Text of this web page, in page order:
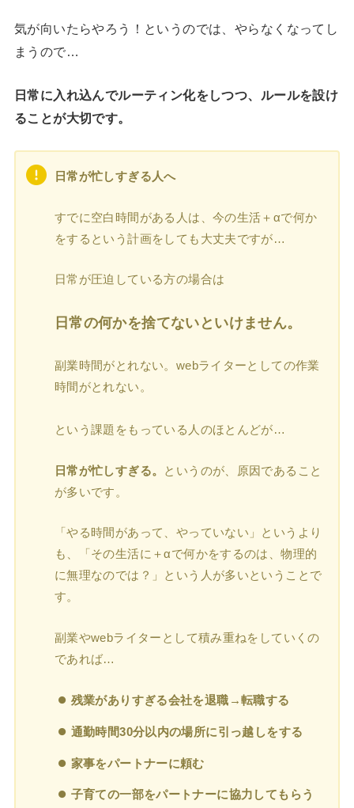
気が向いたらやろう！というのでは、やらなくなってし
まうので…
日常に入れ込んでルーティン化をしつつ、ルールを設け
ることが大切です。
日常が忙しすぎる人へ
すでに空白時間がある人は、今の生活＋αで何か
をするという計画をしても大丈夫ですが…
日常が圧迫している方の場合は
日常の何かを捨てないといけません。
副業時間がとれない。webライターとしての作業
時間がとれない。
という課題をもっている人のほとんどが…
日常が忙しすぎる。 というのが、原因であること
が多いです。
「やる時間があって、やっていない」というより
も、「その生活に＋αで何かをするのは、物理的
に無理なのでは？」という人が多いということで
す。
副業やwebライターとして積み重ねをしていくの
であれば…
残業がありすぎる会社を退職→転職する
通勤時間30分以内の場所に引っ越しをする
家事をパートナーに頼む
子育ての一部をパートナーに協力してもらう